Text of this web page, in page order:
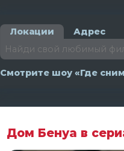
Локации Адрес
Смотрите шоу «Где
Дом Бенуа в